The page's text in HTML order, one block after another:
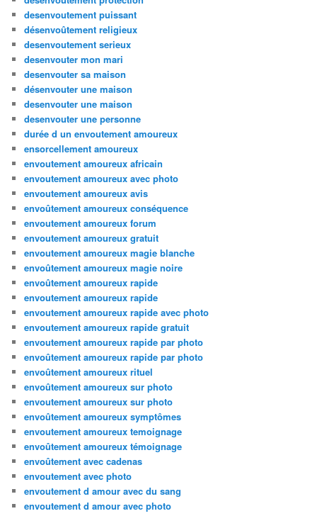
desenvoutement puissant
désenvoûtement religieux
desenvoutement serieux
desenvouter mon mari
desenvouter sa maison
désenvouter une maison
desenvouter une maison
desenvouter une personne
durée d un envoutement amoureux
ensorcellement amoureux
envoutement amoureux africain
envoutement amoureux avec photo
envoutement amoureux avis
envoûtement amoureux conséquence
envoutement amoureux forum
envoutement amoureux gratuit
envoutement amoureux magie blanche
envoûtement amoureux magie noire
envoûtement amoureux rapide
envoutement amoureux rapide
envoutement amoureux rapide avec photo
envoutement amoureux rapide gratuit
envoutement amoureux rapide par photo
envoûtement amoureux rapide par photo
envoûtement amoureux rituel
envoûtement amoureux sur photo
envoutement amoureux sur photo
envoûtement amoureux symptômes
envoutement amoureux temoignage
envoûtement amoureux témoignage
envoûtement avec cadenas
envoutement avec photo
envoutement d amour avec du sang
envoutement d amour avec photo